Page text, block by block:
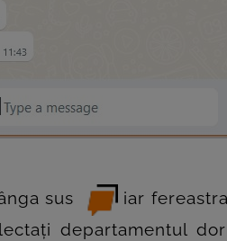
sus
iar
departamentul